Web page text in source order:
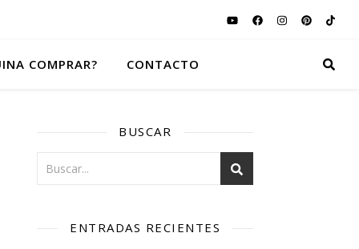
COMPRAR? CONTACTO
BUSCAR
ENTRADAS RECIENTES